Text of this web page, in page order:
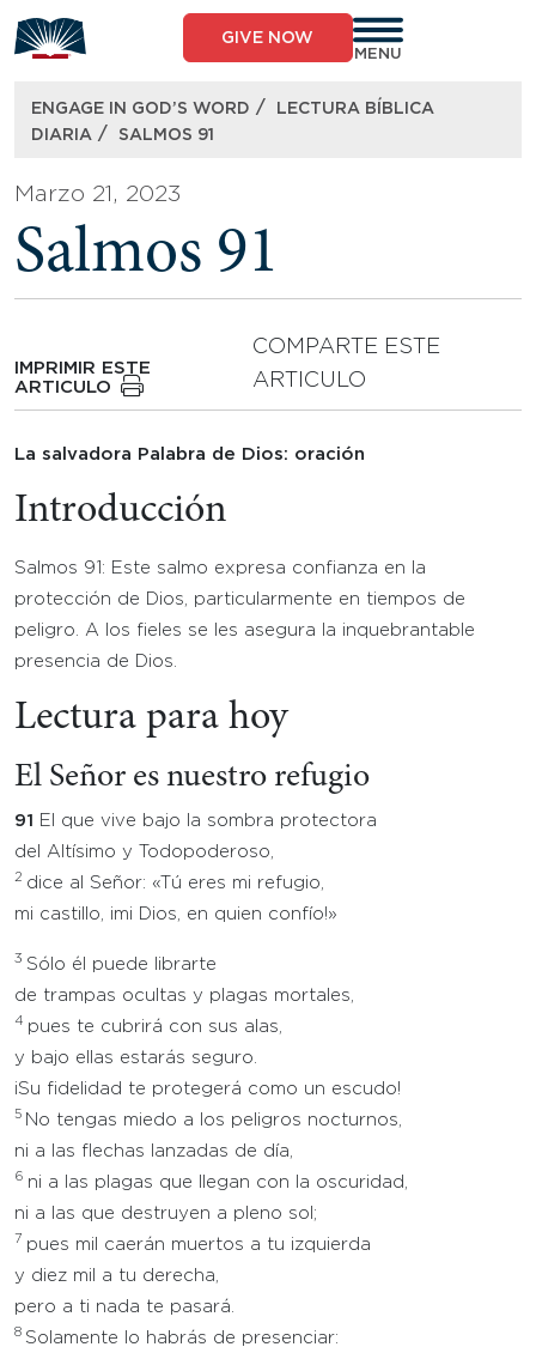
to
content
GIVE NOW
MENU
ENGAGE IN GOD’S WORD /
LECTURA BÍBLICA
DIARIA / SALMOS 91
Marzo 21, 2023
Salmos 91
IMPRIMIR ESTE
ARTICULO
COMPARTE ESTE
ARTICULO
La salvadora Palabra de Dios: oración
Introducción
Salmos 91: Este salmo expresa confianza en la
protección de Dios, particularmente en tiempos de
peligro. A los fieles se les asegura la inquebrantable
presencia de Dios.
Lectura para hoy
El Señor es nuestro refugio
91
El que vive bajo la sombra protectora
del Altísimo y Todopoderoso,
2 dice al Señor: «Tú eres mi refugio,
mi castillo, ¡mi Dios, en quien confío!»
3 Sólo él puede librarte
de trampas ocultas y plagas mortales,
4 pues te cubrirá con sus alas,
y bajo ellas estarás seguro.
¡Su fidelidad te protegerá como un escudo!
5 No tengas miedo a los peligros nocturnos,
ni a las flechas lanzadas de día,
6 ni a las plagas que llegan con la oscuridad,
ni a las que destruyen a pleno sol;
7 pues mil caerán muertos a tu izquierda
y diez mil a tu derecha,
pero a ti nada te pasará.
8 Solamente lo habrás de presenciar: